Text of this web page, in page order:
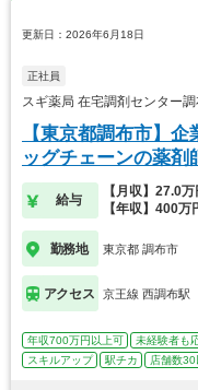
更新日：2026年6月18日
正社員
スギ薬局 在宅調剤センター
【東京都調布市】
ッグチェーンの薬剤
給与
【月収】27.0
【年収】400
勤務地 東京都 調布市
アクセス 京王線 西調布駅
年収700万円以上可 未経験者も
スキルアップ
駅チカ 店舗数30